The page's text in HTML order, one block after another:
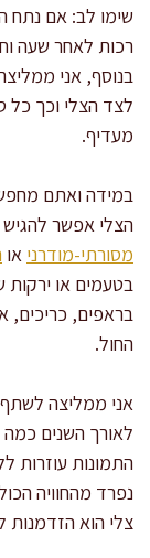
שימו לב: אם נתח
רכות לאחר שעה
בנוסף, אני
לצד הצלי וכך כל
מעדיף.
במידה ואתם
הצלי אפשר להגיש
מסורתי-מודרני או
בטעמים או ירקות
בראפים, כריכים,
החול.
אני ממליצה
לאורך השנים כמה
התמונות עוזרות
נפרד מהחוויה
צלי הוא הזדמנות